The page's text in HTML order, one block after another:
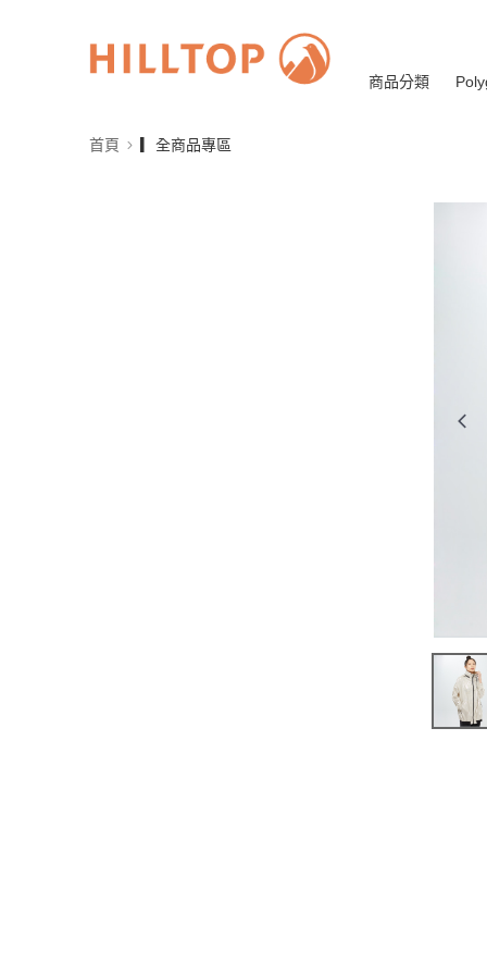
商品分類
首頁 ▎全商品專區